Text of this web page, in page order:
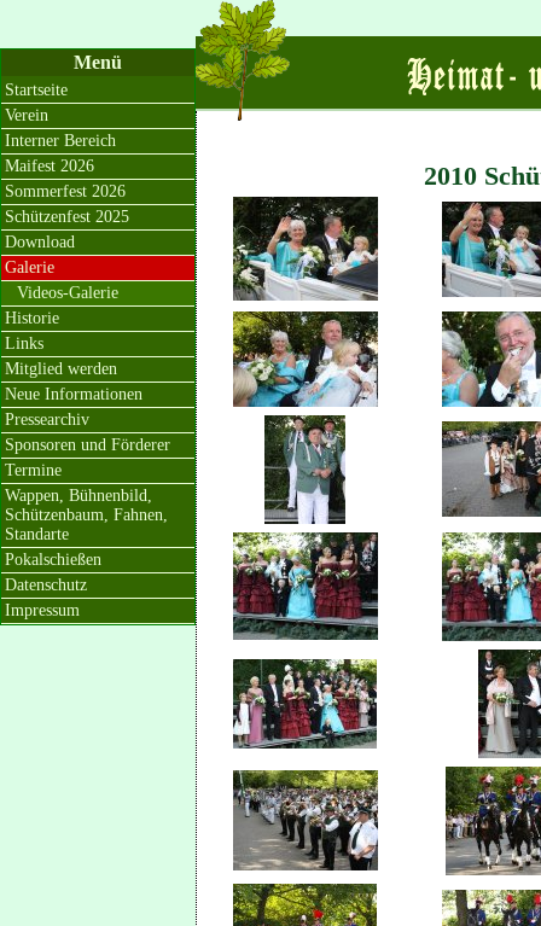
2010
Menü
Startseite
Verein
Interner Bereich
Maifest 2026
Sommerfest 2026
Schützenfest 2025
Download
Galerie
Videos-Galerie
Historie
Links
Mitglied werden
Neue Informationen
Pressearchiv
Sponsoren und Förderer
Termine
Wappen, Bühnenbild,
Schützenbaum, Fahnen,
Standarte
Pokalschießen
Datenschutz
Impressum